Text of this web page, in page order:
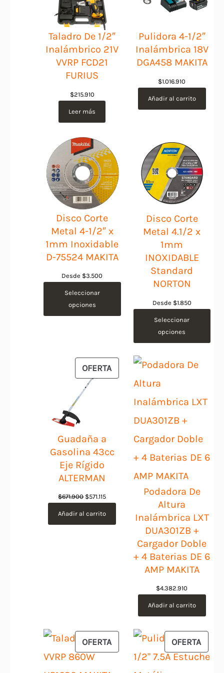
Taladro De 1/2″
Inalámbrico 21V
VVRP FCD21
FURIUS
$215.910
Leer más
Pulidora 4-1/2″
Inalámbrica 18V
DGA458 MAKITA
$1.016.910
Añadir al carrito
Disco Corte
Metal 4-1/2″ x
1mm Inoxidable
D-75524 MAKITA
Desde $3.500
Seleccionar
opciones
Disco Corte
Metal 4.1/2 x
1mm
INOXIDABLE
Standard
NORTON
Desde $1.850
Seleccionar
opciones
OFERTAPRODUCTO
OFERTA
Guadaña a
Gasolina 43cc
Eje Rígido
ALTERMAN
$671.900 El
$571.115El
Añadir al carrito
Podadora De
Altura
Inalámbrica LXT
DUA301ZB +
Cargador Doble
+ 4 Baterias DE 6
AMP MAKITA
$4.382.910
Añadir al carrito
OFERTAPRODUCTO
OFERTA
EN